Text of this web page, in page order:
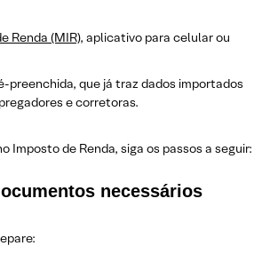
Renda (MIR), aplicativo para celular ou
preenchida, que já traz dados importados
e corretoras.
Imposto de Renda, siga os passos a seguir:
necessários